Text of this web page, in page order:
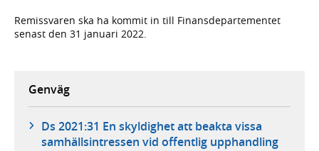
Remissvaren ska ha kommit in till Finansdepartementet
senast den 31 januari 2022.
Genväg
Ds 2021:31 En skyldighet att beakta vissa
samhällsintressen vid offentlig upphandling